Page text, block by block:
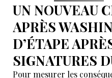
UN NOUVEAU
APRÈS
D’ÉTAPE
SIGNATURES
Pour mesurer les